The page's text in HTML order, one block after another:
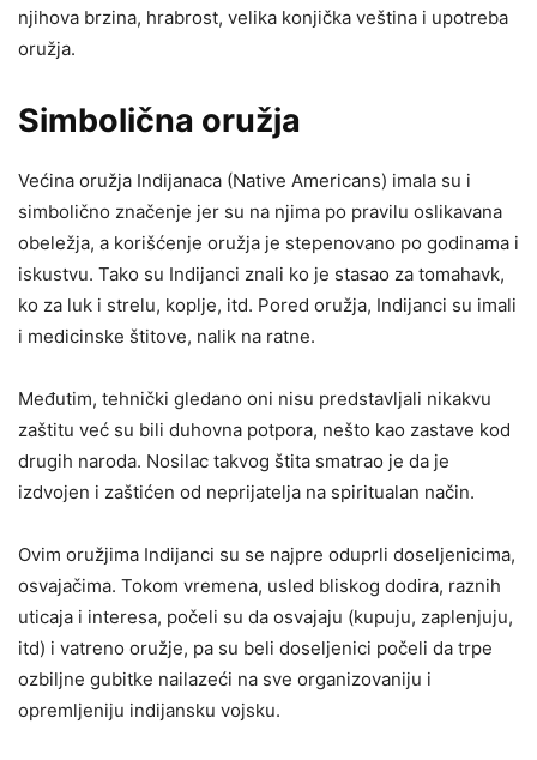
njihova brzina, hrabrost, velika konjička veština i upotreba
oružja.
Simbolična oružja
Većina oružja Indijanaca (Native Americans) imala su i
simbolično značenje jer su na njima po pravilu oslikavana
obeležja, a korišćenje oružja je stepenovano po godinama i
iskustvu. Tako su Indijanci znali ko je stasao za tomahavk,
ko za luk i strelu, koplje, itd. Pored oružja, Indijanci su imali
i medicinske štitove, nalik na ratne.
Međutim, tehnički gledano oni nisu predstavljali nikakvu
zaštitu već su bili duhovna potpora, nešto kao zastave kod
drugih naroda. Nosilac takvog štita smatrao je da je
izdvojen i zaštićen od neprijatelja na spiritualan način.
Ovim oružjima Indijanci su se najpre oduprli doseljenicima,
osvajačima. Tokom vremena, usled bliskog dodira, raznih
uticaja i interesa, počeli su da osvajaju (kupuju, zaplenjuju,
itd) i vatreno oružje, pa su beli doseljenici počeli da trpe
ozbiljne gubitke nailazeći na sve organizovaniju i
opremljeniju indijansku vojsku.